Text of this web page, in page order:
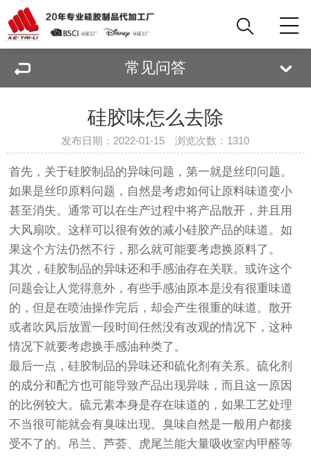
常见问答
硅胶味怎么去除
发布日期：2022-01-15 浏览次数： 1310
首先，关于硅胶制品的异味问题，第一就是丝印问题。
如果是丝印原料问题，自然是考虑如何让原料味道变小
甚至消失。通常可以在生产过程中将产品散开，并且用
大风扇吹。这样可以很有效的减小硅胶产品的味道。如
果这个方法仍然不行，那么就可能要考虑换原料了。
其次，硅胶制品的异味还和手感油存在关联。或许这个
问题会让人觉得意外，有些手感油原本是没有很重味道
的，但是在喷油操作完后，却会产生很重的味道。散开
或者吹风后放置一段时间任然没有改观的情况下，这种
情况下就要考虑换手感油种类了。
最后一点，硅胶制品的异味还和硫化剂有关系。硫化剂
的成分和配方也可能导致产品出现异味，而且这一原因
的比例较大。硫元素本身是存在味道的，如果工艺处理
不当很可能就会有臭味出现。臭味自然是一般用户都接
受不了的。吊兰、芦荟、虎尾兰能大量吸收室内甲醛等